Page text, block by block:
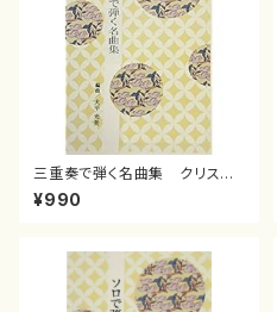
三重奏で弾く名曲集 クリスマ
スメドレー( 箏2/大平光美 編
曲/楽譜）
¥990